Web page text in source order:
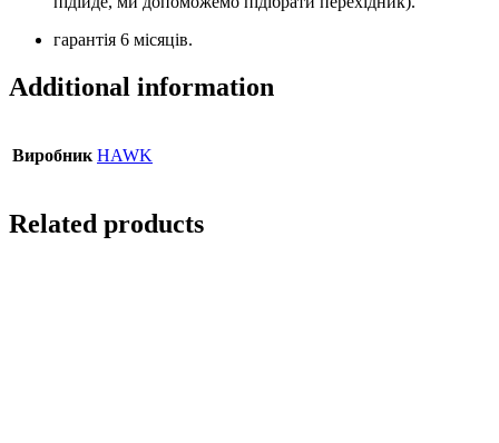
гарантія 6 місяців.
Additional information
Виробник HAWK
Related products